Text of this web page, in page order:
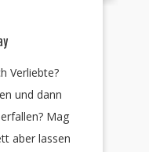
Verliebte?
und dann
Mag
aber lassen